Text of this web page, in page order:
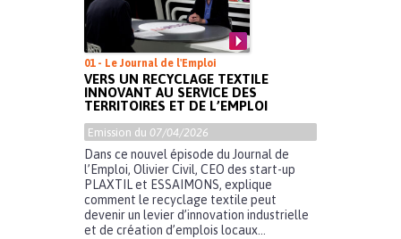
01 - Le Journal de l'Emploi
VERS UN RECYCLAGE TEXTILE
INNOVANT AU SERVICE DES
TERRITOIRES ET DE L’EMPLOI
Emission du 07/04/2026
Dans ce nouvel épisode du Journal de
l’Emploi, Olivier Civil, CEO des start-up
PLAXTIL et ESSAIMONS, explique
comment le recyclage textile peut
devenir un levier d’innovation industrielle
et de création d’emplois locaux...